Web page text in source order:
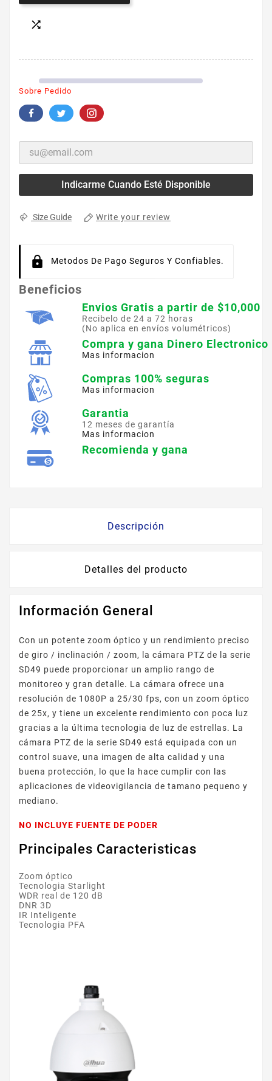

Sobre Pedido
Indicarme Cuando Esté Disponible
Size Guide Write your review
Metodos De Pago Seguros Y Confiables.
Beneficios
Envios Gratis a partir de $10,000
Recibelo de 24 a 72 horas
(No aplica en envíos volumétricos)
Compra y gana Dinero Electronico
Mas informacion
Compras 100% seguras
Mas informacion
Garantia
12 meses de garantía
Mas informacion
Recomienda y gana
Descripción
Detalles del producto
Información General
Con un potente zoom óptico y un rendimiento preciso
de giro / inclinación / zoom, la cámara PTZ de la serie
SD49 puede proporcionar un amplio rango de
monitoreo y gran detalle. La cámara ofrece una
resolución de 1080P a 25/30 fps, con un zoom óptico
de 25x, y tiene un excelente rendimiento con poca luz
gracias a la última tecnologia de luz de estrellas. La
cámara PTZ de la serie SD49 está equipada con un
control suave, una imagen de alta calidad y una
buena protección, lo que la hace cumplir con las
aplicaciones de videovigilancia de tamano pequeno y
mediano.
NO INCLUYE FUENTE DE PODER
Principales Caracteristicas
Zoom óptico
Tecnologia Starlight
WDR real de 120 dB
DNR 3D
IR Inteligente
Tecnologia PFA